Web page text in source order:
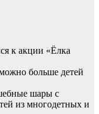
к акции «Ёлка
больше детей
шары с
из многодетных и